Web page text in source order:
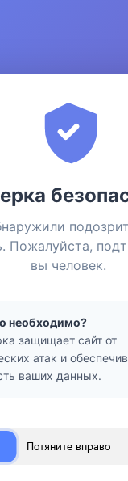
Пожалуйста,
вы человек.
необходимо?
защищает сайт от
атак и
ваших данных.